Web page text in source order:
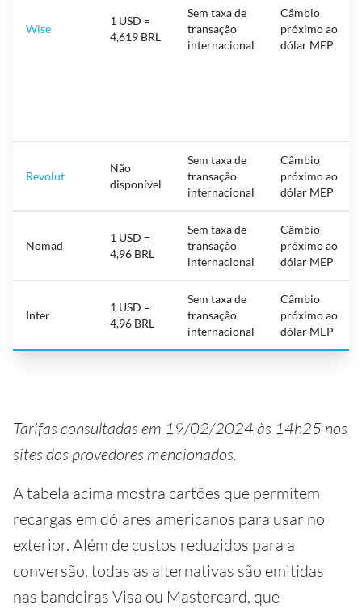
Wise
1 USD =
4,619 BRL
Sem taxa de
transação
internacional
Câmbio
próximo ao
dólar MEP
Revolut
Não
disponível
Sem taxa de
transação
internacional
Câmbio
próximo ao
dólar MEP
Nomad
1 USD =
4,96 BRL
Sem taxa de
transação
internacional
Câmbio
próximo ao
dólar MEP
Inter
1 USD =
4,96 BRL
Sem taxa de
transação
internacional
Câmbio
próximo ao
dólar MEP
Tarifas consultadas em 19/02/2024 às 14h25 nos
sites dos provedores mencionados.
A tabela acima mostra cartões que permitem
recargas em dólares americanos para usar no
exterior. Além de custos reduzidos para a
conversão, todas as alternativas são emitidas
nas bandeiras Visa ou Mastercard, que